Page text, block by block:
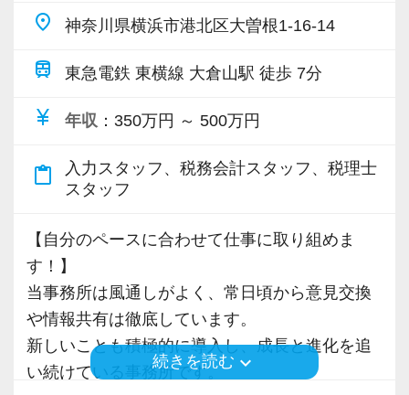
当も充実。
る「合格手当」、社員には入社3年（5万円）・5
す。
consulting.com/recruit/environment/benefits）
【成長のための5つのこだわりを大事にしていま
す】
仕事をする上では5つのこだわり「クイックレス
ポンス・プラス思考・有言実行・他責禁止・気
配り」を掲げ、一人ひとりが実行しています。
より多くの「ありがとう」と笑顔をいただき続
でくださる方を求めます。
わからないことがあれば、誰でも最初は初心者
なので、遠慮なく何でも聞いてください。
【こんな方を求めています】
る人
・積極性と向上心を持ち合わせている人
人
・はじめてのことでも前向きに取り組める人
【ITシステム完備で効率よく業務をこなせま
す】
IT化が非常に進んでいるのも当社の特徴。
「場」を作るとともに、メンバー自身がその環
境を活用して自分自身で主体的に経験を積もう
とする認識を持っていることが必要です。
既に手にしたスキル・資格や経歴そのものでは
自律と成長を続けられる“プロとしての矜持”を持
つことこそが重要だと考えています。
の能力偏重の採用基準を捨て、クライアントと
の約束＝バリューである『成長のための7UP』
に基づく人物重視・スタンス重視の新しい採用
基準を掲げています。
◆ 素直であること
◆ 善良であること
・会計・税務・財務・労務まで対応
・専門家が在籍しワンストップ支援
・書籍購入費／研修費は全額会社負担
・資格取得を目指す社員が多数
・事業拡大に伴う増員募集
・組織力強化に向けた採用
・将来の中核人材を募集
＜先輩スタッフの声＞
Q. 当事務所を選んだ理由は？
place 神奈川県横浜市港北区大曽根1-16-14
train 東急電鉄 東横線 大倉山駅 徒歩 7分
currency_yen 年収 ：350万円 ～ 500万円
content_paste
入力スタッフ、税務会計スタッフ、税理士
スタッフ
【自分のペースに合わせて仕事に取り組めま
す！】
当事務所は風通しがよく、常日頃から意見交換
や情報共有は徹底しています。
新しいことも積極的に導入し、成長と進化を追
い続けている事務所です。
続きを読む keyboard_arrow_down